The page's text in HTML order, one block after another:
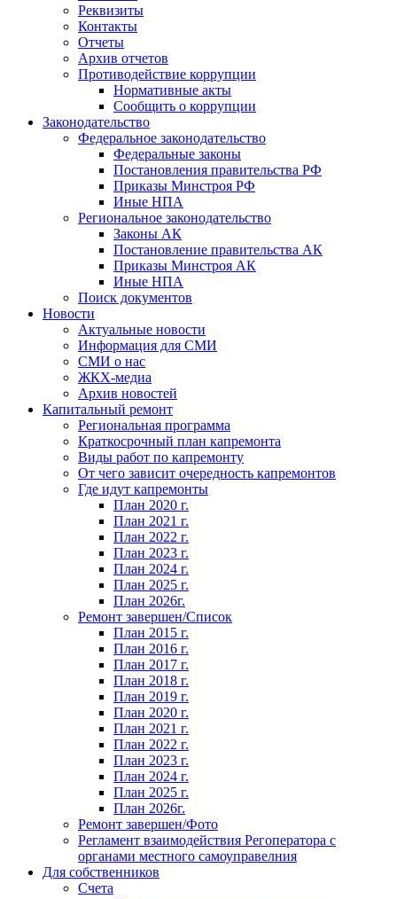
Реквизиты
Контакты
Отчеты
Архив отчетов
Противодействие коррупции
Нормативные акты
Сообщить о коррупции
Законодательство
Федеральное законодательство
Федеральные законы
Постановления правительства РФ
Приказы Минстроя РФ
Иные НПА
Региональное законодательство
Законы АК
Постановление правительства АК
Приказы Минстроя АК
Иные НПА
Поиск документов
Новости
Актуальные новости
Информация для СМИ
СМИ о нас
ЖКХ-медиа
Архив новостей
Капитальный ремонт
Региональная программа
Краткосрочный план капремонта
Виды работ по капремонту
От чего зависит очередность капремонтов
Где идут капремонты
План 2020 г.
План 2021 г.
План 2022 г.
План 2023 г.
План 2024 г.
План 2025 г.
План 2026г.
Ремонт завершен/Список
План 2015 г.
План 2016 г.
План 2017 г.
План 2018 г.
План 2019 г.
План 2020 г.
План 2021 г.
План 2022 г.
План 2023 г.
План 2024 г.
План 2025 г.
План 2026г.
Ремонт завершен/Фото
Регламент взаимодействия Регоператора с
органами местного самоуправелния
Для собственников
Счета